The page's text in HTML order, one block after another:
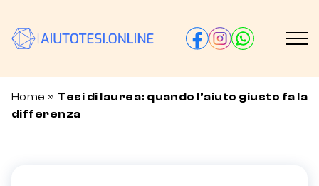
Home » Tesi di laurea: quando l’aiuto giusto fa la
differenza